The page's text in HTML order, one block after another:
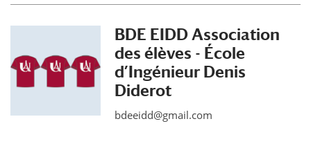
BDE EIDD Association
des élèves - École
d’Ingénieur Denis
Diderot
bdeeidd@gmail.com